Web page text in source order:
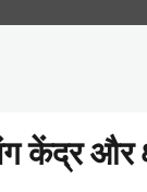
केंद्र